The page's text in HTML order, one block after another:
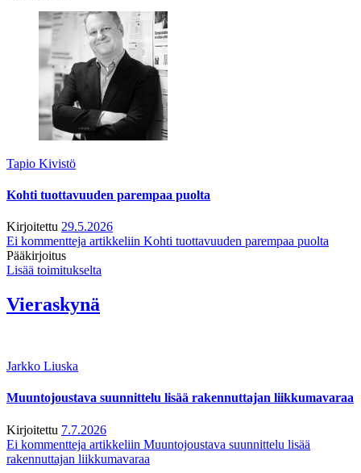
Tapio Kivistö
Kohti tuottavuuden parempaa puolta
Kirjoitettu 29.5.2026
Ei kommentteja artikkeliin Kohti tuottavuuden parempaa puolta
Pääkirjoitus
Lisää toimitukselta
Vieraskynä
Jarkko Liuska
Muuntojoustava suunnittelu lisää rakennuttajan liikkumavaraa
Kirjoitettu 7.7.2026
Ei kommentteja artikkeliin Muuntojoustava suunnittelu lisää
rakennuttajan liikkumavaraa